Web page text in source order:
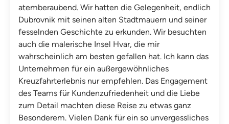
atemberaubend. Wir hatten die Gelegenheit, endlich
Dubrovnik mit seinen alten Stadtmauern und seiner
fesselnden Geschichte zu erkunden. Wir besuchten
auch die malerische Insel Hvar, die mir
wahrscheinlich am besten gefallen hat. Ich kann das
Unternehmen für ein außergewöhnliches
Kreuzfahrterlebnis nur empfehlen. Das Engagement
des Teams für Kundenzufriedenheit und die Liebe
zum Detail machten diese Reise zu etwas ganz
Besonderem. Vielen Dank für ein so unvergessliches